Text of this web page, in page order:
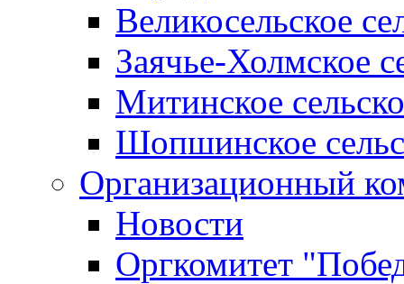
Великосельское
Заячье-Холмское
Митинское
Шопшинское
Организационный
Новости
Оргкомитет